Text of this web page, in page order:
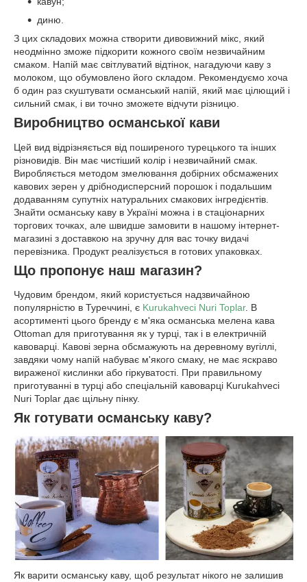
диню.
З цих складових можна створити дивовижний мікс, який
неодмінно зможе підкорити кожного своїм незвичайним
смаком. Напій має світлуватий відтінок, нагадуючи каву з
молоком, що обумовлено його складом. Рекомендуємо хоча
б один раз скуштувати османський напій, який має цілющий і
сильний смак, і ви точно зможете відчути різницю.
Виробництво османської кави
Цей вид відрізняється від поширеного турецького та інших
різновидів. Він має чистіший колір і незвичайний смак.
Виробляється методом змелювання добірних обсмажених
кавових зерен у дрібнодисперсний порошок і подальшим
додаванням супутніх натуральних смакових інгредієнтів.
Знайти османську каву в Україні можна і в стаціонарних
торгових точках, але швидше замовити в нашому інтернет-
магазині з доставкою на зручну для вас точку видачі
перевізника. Продукт реалізується в готових упаковках.
Що пропонує наш магазин?
Чудовим брендом, який користується надзвичайною
популярністю в Туреччині, є Kurukahveci Nuri Toplar. В
асортименті цього бренду є м'яка османська мелена кава
Ottoman для приготування як у турці, так і в електричній
кавоварці. Кавові зерна обсмажують на деревному вугіллі,
завдяки чому напій набуває м'якого смаку, не має яскраво
вираженої кислинки або гіркуватості. При правильному
приготуванні в турці або спеціальній кавоварці Kurukahveci
Nuri Toplar дає щільну пінку.
Як готувати османську каву?
Як варити османську каву, щоб результат нікого не залишив